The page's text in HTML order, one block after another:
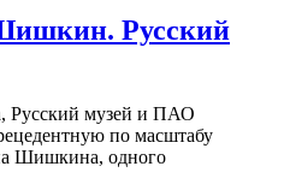
Русский
Русский музей и ПАО
по масштабу
Шишкина, одного